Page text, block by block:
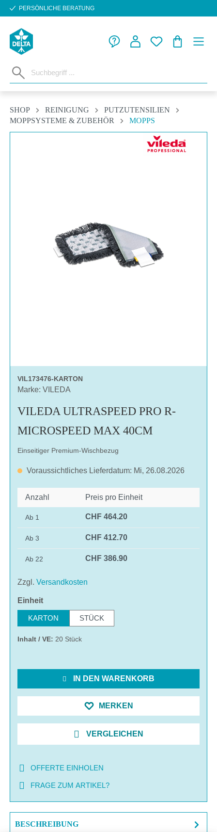
Zum Hauptinhalt springen
PERSÖNLICHE BERATUNG
SHOP REINIGUNG
PUTZUTENSILIEN
MOPPSYSTEME & ZUBEHÖR
MOPPS
VIL173476-KARTON
Marke: VILEDA
VILEDA ULTRASPEED PRO R-
MICROSPEED MAX 40CM
Einseitiger Premium-Wischbezug
Voraussichtliches Lieferdatum: Mi, 26.08.2026
Anzahl Preis pro Einheit
Ab 1 CHF 464.20
Ab 3 CHF 412.70
Ab 22 CHF 386.90
Zzgl. Versandkosten
Einheitauswählen
KARTON STÜCK
Inhalt / VE: 20 Stück
IN DEN WARENKORB
MERKEN
VERGLEICHEN
OFFERTE EINHOLEN
FRAGE ZUM ARTIKEL?
BESCHREIBUNG